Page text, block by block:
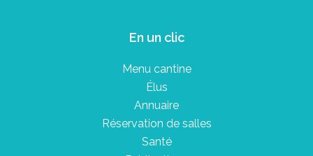
En un clic
Menu cantine
Élus
Annuaire
Réservation de salles
Santé